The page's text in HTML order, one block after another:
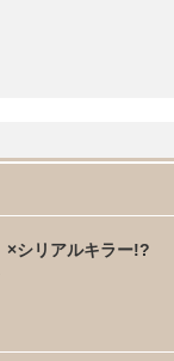
×シリアルキラー!?